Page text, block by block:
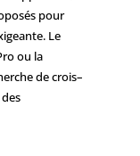
pour
Le
ou la
de crois–